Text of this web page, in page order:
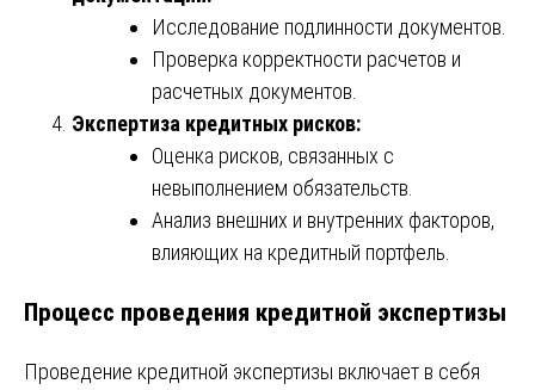
Исследование подлинности документов.
Проверка корректности расчетов и
расчетных документов.
Экспертиза кредитных рисков:
Оценка рисков, связанных с
невыполнением обязательств.
Анализ внешних и внутренних факторов,
влияющих на кредитный портфель.
Процесс проведения кредитной экспертизы
Проведение кредитной экспертизы включает в себя